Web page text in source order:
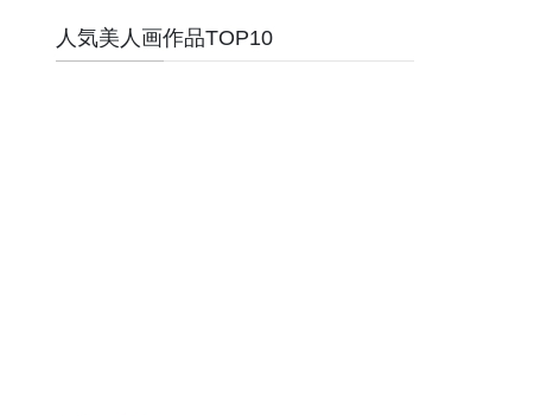
人気美人画作品TOP10